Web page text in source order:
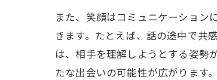
また、笑顔はコミュニケーション
きます。たとえば、話の途中で共
は、相手を理解しようとする姿勢
たな出会いの可能性が広がります。